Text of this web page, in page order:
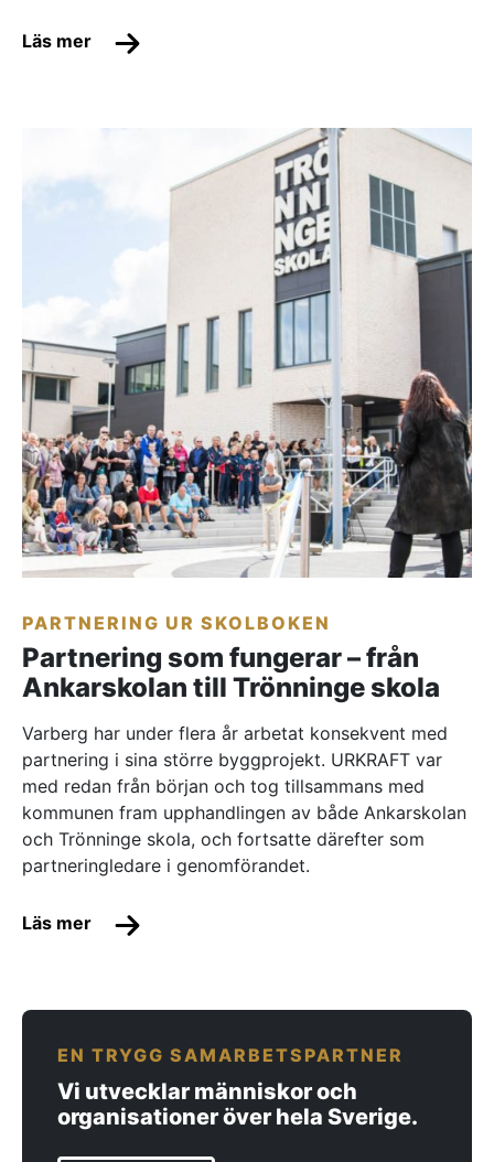
Läs mer
PARTNERING UR SKOLBOKEN
Partnering som fungerar – från
Ankarskolan till Trönninge skola
Varberg har under flera år arbetat konsekvent med
partnering i sina större byggprojekt. URKRAFT var
med redan från början och tog tillsammans med
kommunen fram upphandlingen av både Ankarskolan
och Trönninge skola, och fortsatte därefter som
partneringledare i genomförandet.
Läs mer
EN TRYGG SAMARBETSPARTNER
Vi utvecklar människor och
organisationer över hela Sverige.